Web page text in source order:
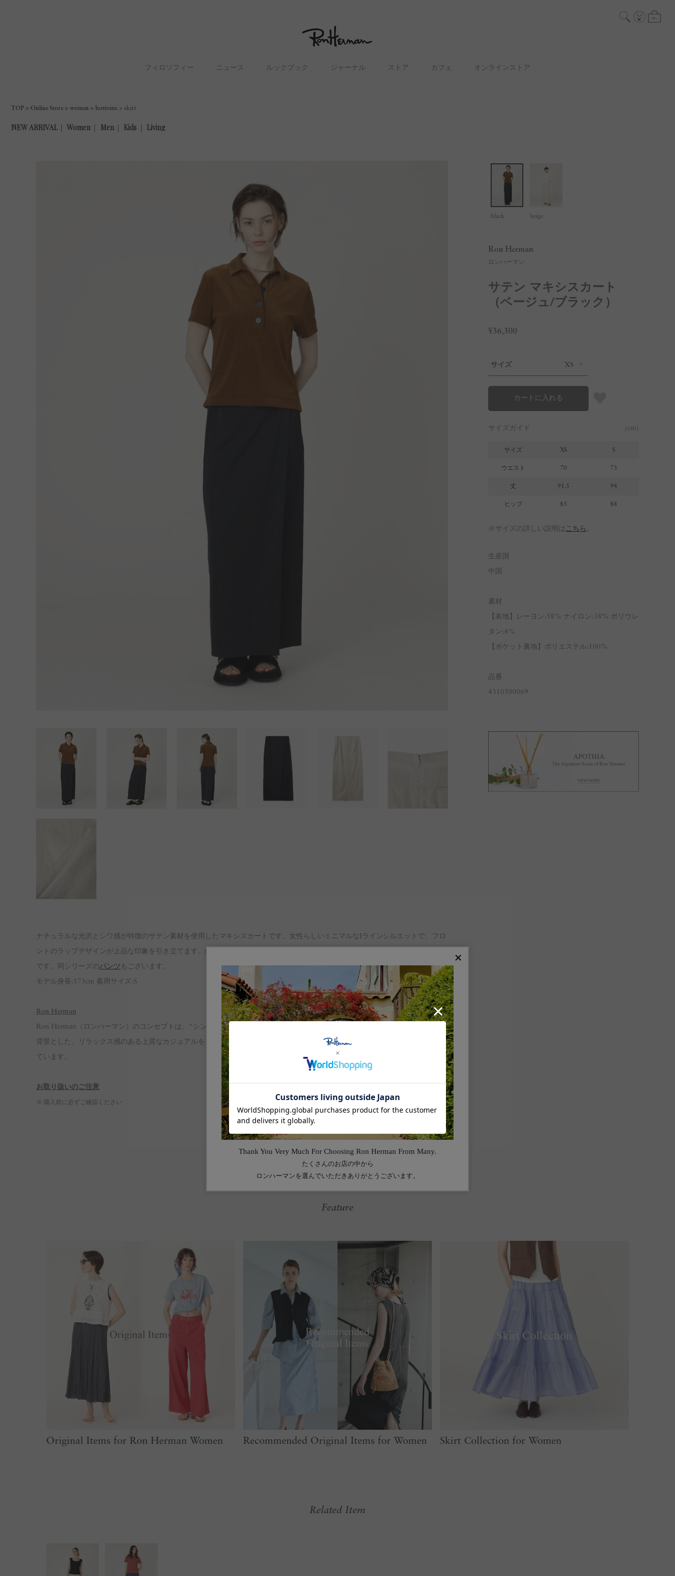
フィロソフィー ニュース ルックブック ジャーナル ストア カフェ オンラインストア
TOP Online Store women bottoms skirt
ナチュラルな光沢とシワ感が特徴のサテン素材を使用したマキシスカートです。女性らしいミニマルなIラインシルエットで、フロ
ントのラップデザインが上品な印象を引き立てます。ほどよい厚みとハリ感を備え、透け感が気になりにくいのも嬉しいポイント
です。同シリーズのパンツ もございます。
モデル身長:173cm 着用サイズ:S
Ron Herman
Ron Herman（ロンハーマン）のコンセプトは、“シンプルなデザイン、特別な素材、ユニークなディテール” 。California Styleを
背景とした、リラックス感のある上質なカジュアルを提案する、タイムレスなデイリーウェアやライフスタイルアイテムを展開し
ています。
お取り扱いのご注意
※ 購入前に必ずご確認ください
black beige
Ron Herman
ロンハーマン
サテン マキシスカート
（ベージュ/ブラック）
¥36,300
サイズ XS
カートに入れる
サイズガイド (cm)
サイズ XS S
ウエスト 70 73
丈 91.5 94
ヒップ 85 88
※サイズの詳しい説明は こちら
生産国
中国
素材
【表地】レーヨン:58% ナイロン:38% ポリウレ
タン:4%
【ポケット裏地】ポリエステル:100%
品番
4310500069
Feature
Original Items for Ron Herman Women Recommended Original Items for Women Skirt Collection for Women
Related Item